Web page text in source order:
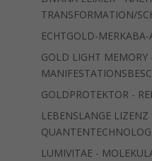
TRANSFORMATION/
ECHTGOLD-
GOLD LIGHT MEMORY
GOLDPROTEKTOR -
LEBENSLANGE
LUMIVITAE -